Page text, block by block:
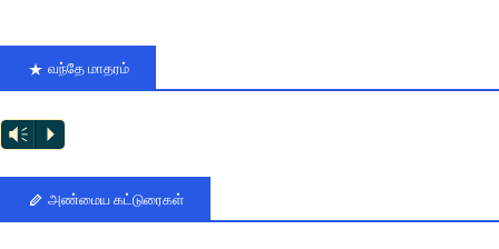
வந்தே மாதரம்
Vm P
அண்மைய கட்டுரைகள்